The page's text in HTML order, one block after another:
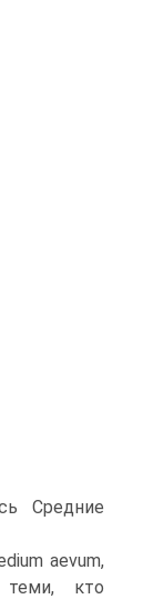
Средние
aevum,
теми, кто